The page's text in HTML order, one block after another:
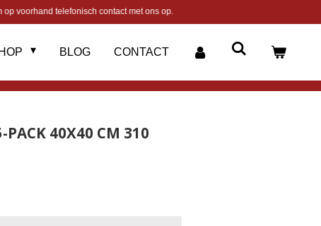
voorhand telefonisch contact met ons op.
BLOG CONTACT
PACK 40X40 CM 310